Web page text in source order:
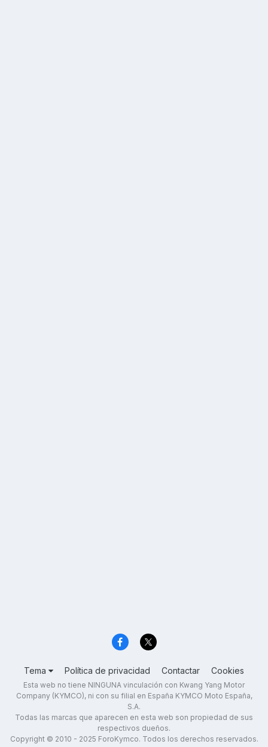
Tema Política de privacidad Contactar Cookies
Esta web no tiene NINGUNA vinculación con Kwang Yang Motor
Company (KYMCO), ni con su filial en España KYMCO Moto España,
S.A.
Todas las marcas que aparecen en esta web son propiedad de sus
respectivos dueños.
Copyright © 2010 - 2025 ForoKymco. Todos los derechos reservados.